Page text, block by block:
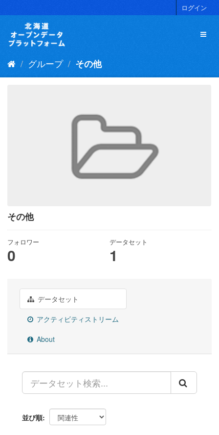
キ
ログイン
グループ その他
その他
フォロワー
0
データセット
1
データセット
アクティビティストリーム
About
並び順